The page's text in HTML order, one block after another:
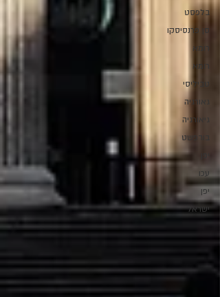
בלפסט
סן פרנסיסקו
רומא
רומא
טביליסי
גאורגיה
גיאורגיה
בודפשט
עכו
יפן
ישראל